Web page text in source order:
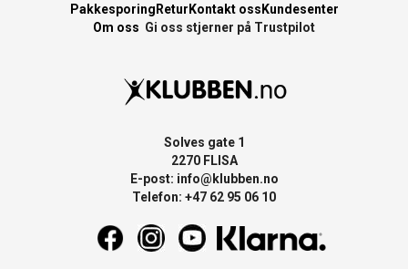
PakkesporingReturKontakt ossKundesenter
Om oss Gi oss stjerner på Trustpilot
Solves gate 1
2270 FLISA
E-post: info@klubben.no
Telefon: +47 62 95 06 10